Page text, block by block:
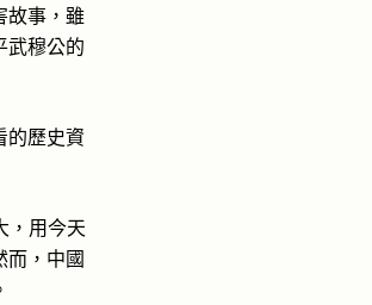
故事，雖
武穆公的
的歷史資
，用今天
而，中國